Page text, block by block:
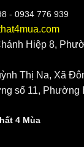
- 0934 776 939
Hiệp 8,
Thị Na, Xã
số 11, Phường
4 Mùa